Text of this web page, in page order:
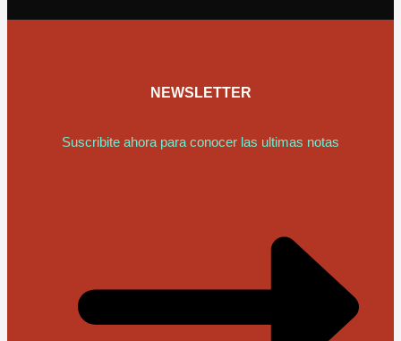
NEWSLETTER
Suscribite ahora para conocer las ultimas notas